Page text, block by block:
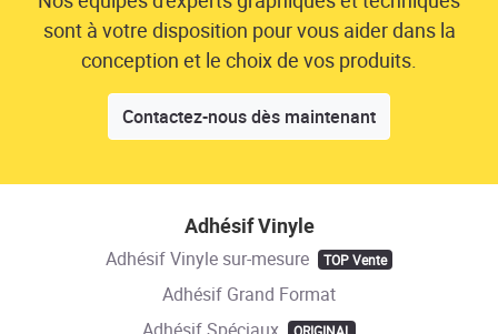
sont à votre disposition pour vous aider dans la
conception et le choix de vos produits.
Contactez-nous dès maintenant
Adhésif Vinyle
Adhésif Vinyle sur-mesure TOP Vente
Adhésif Grand Format